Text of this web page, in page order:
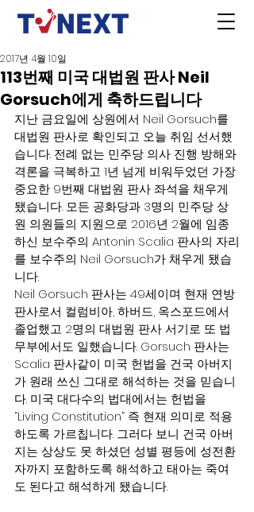
113번째 미국 대법원 판사 Neil
Gorsuch에게 축하드립니다
2017년 4월 10일
지난 금요일에 상원에서 Neil Gorsuch를
대법원 판사로 확인되고 오늘 취임 선서했
습니다. 전례 없는 민주당 의사 진행 방해와
격론을 극복하고 1년 넘게 비워두었던 가장
중요한 9번째 대법원 판사 좌석을 채우게
됐습니다. 모든 공화당과 3명의 민주당 상
원 의원들의 지원으로 2016년 2월에 임종
하신 보수주의 Antonin Scalia 판사의 자리
를 보수주의 Neil Gorsuch가 채우게 됐습
니다.
Neil Gorsuch 판사는 49세이며 현재 연방
판사로서 컬럼비아, 하버드, 옥스포드에서
졸업했고 2명의 대법원 판사 서기로 또 법
무부에서도 일했습니다. Gorsuch 판사는
Scalia 판사같이 미국 헌법을 건국 아버지
가 원래 쓰신 그대로 해석하는 것을 믿습니
다. 미국 대다수의 법대에서는 헌법을
“Living Constitution” 즉 현재 의미로 적용
하도록 가르칩니다. 그러다 보니 건국 아버
지는 상상도 못 하셨던 성별 평등에 성전환
자까지 포함하도록 해석하고 태아는 죽여
도 된다고 해석하게 됐습니다.